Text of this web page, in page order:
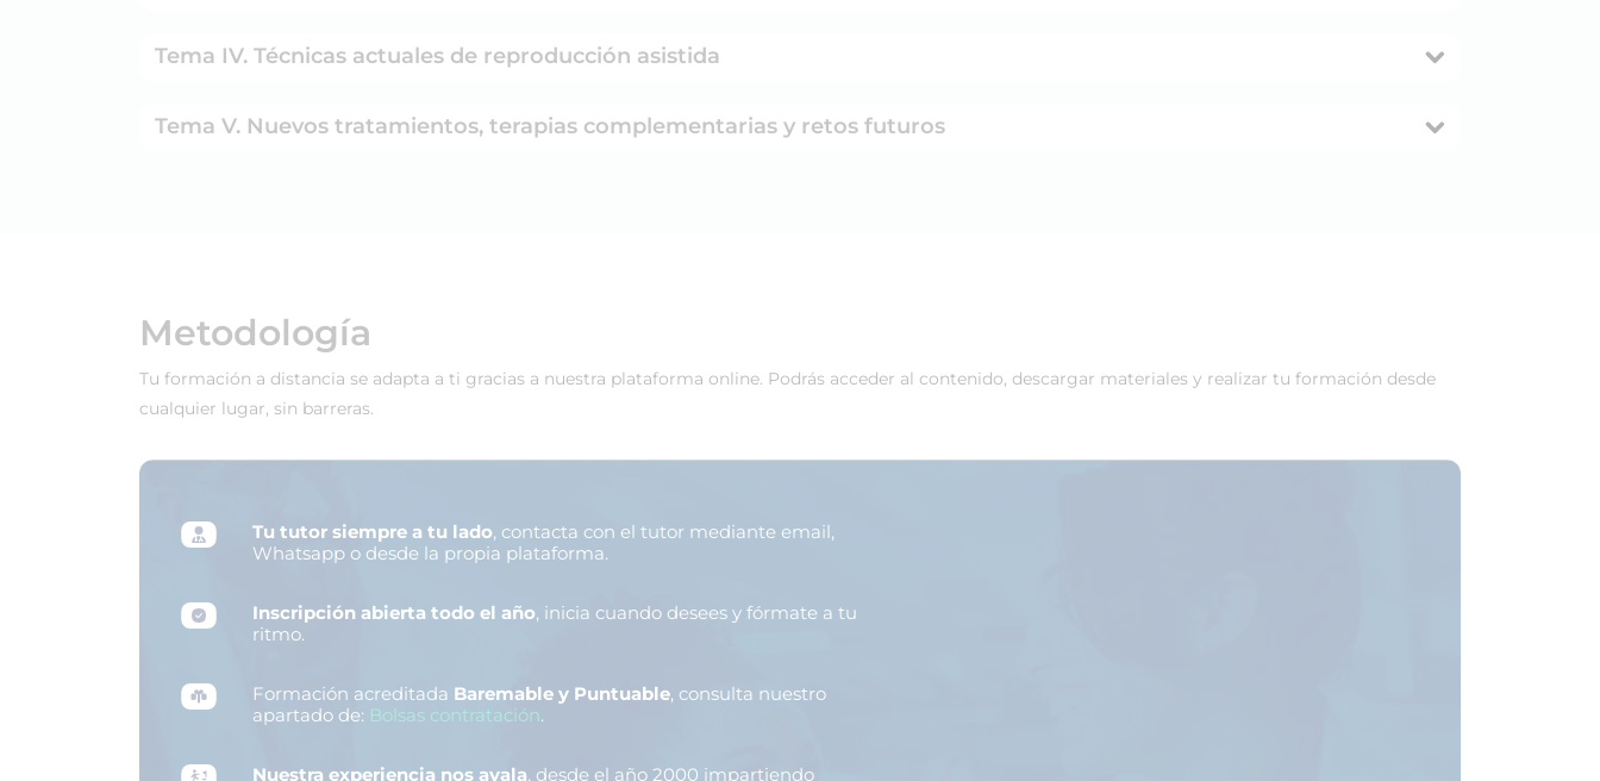
Tema IV. Técnicas actuales de reproducción asistida
Tema V. Nuevos tratamientos, terapias complementarias y retos futuros
Metodología
Tu formación a distancia se adapta a ti gracias a nuestra plataforma online. Podrás acceder al contenido, descargar materiales y realizar tu formación desde
cualquier lugar, sin barreras.
Tu tutor siempre a tu lado, contacta con el tutor mediante email,
Whatsapp o desde la propia plataforma.
Inscripción abierta todo el año, inicia cuando desees y fórmate a tu
ritmo.
Formación acreditada Baremable y Puntuable, consulta nuestro
apartado de: Bolsas contratación.
Nuestra experiencia nos avala, desde el año 2000 impartiendo